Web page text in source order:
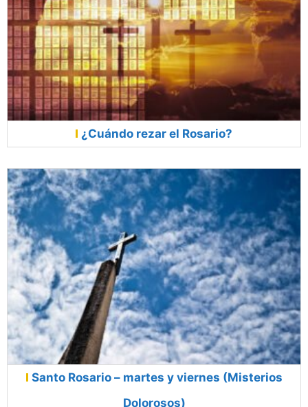
¿Cuándo rezar el Rosario?
Santo Rosario – martes y viernes (Misterios
Dolorosos)